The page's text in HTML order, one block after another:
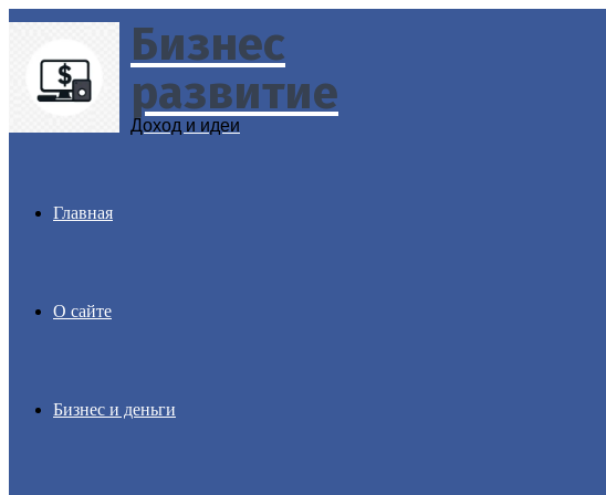
Menu
Бизнес
развитие
Доход и идеи
Главная
О сайте
Бизнес и деньги